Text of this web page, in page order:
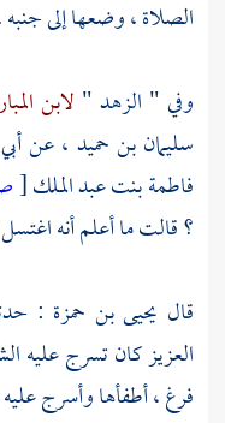
الصلاة ، وضعها إلى
وفي " الزهد " لابن
سليمان بن حميد ، عن
فاطمة بنت عبد الملك[
؟ قالت ما أعلم أنه
قال يحيى بن حمزة :
العزيزكان تسرج عليه
فرغ ، أطفأها وأسرج